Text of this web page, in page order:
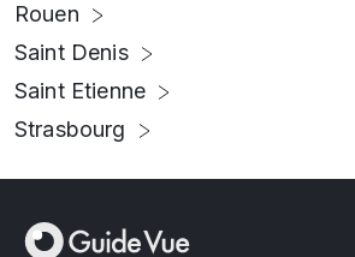
Rouen
Saint Denis
Saint Etienne
Strasbourg